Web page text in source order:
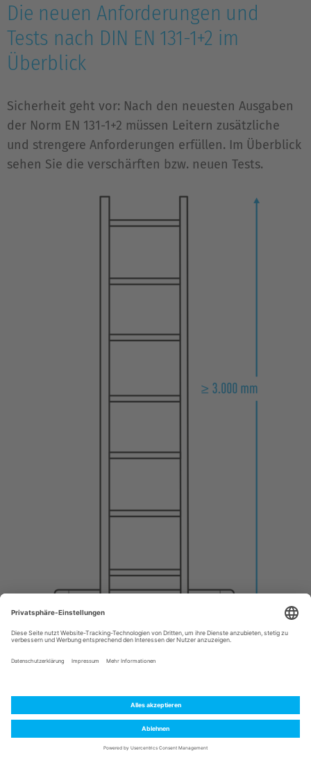
Die neuen Anforderungen und
Tests nach DIN EN 131-1+2 im
Überblick
Sicherheit geht vor: Nach den neuesten Ausgaben
der Norm EN 131-1+2 müssen Leitern zusätzliche
und strengere Anforderungen erfüllen. Im Überblick
sehen Sie die verschärften bzw. neuen Tests.
Anforderung „Standverbreiterung“
Bei allen Leitern, die als Anlegeleiter genutzt
werden können, ist nach der neuen Norm ab